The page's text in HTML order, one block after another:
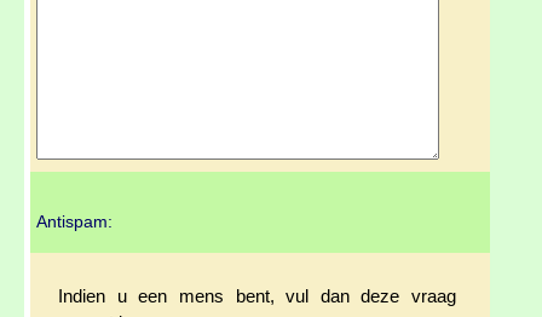
Antispam:
Indien u een mens bent, vul dan deze vraag